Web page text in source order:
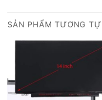
SẢN PHẨM TƯƠNG TỰ